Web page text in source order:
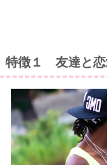
特徴１ 友達と恋